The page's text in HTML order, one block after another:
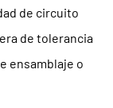
de circuito
de tolerancia
ensamblaje o